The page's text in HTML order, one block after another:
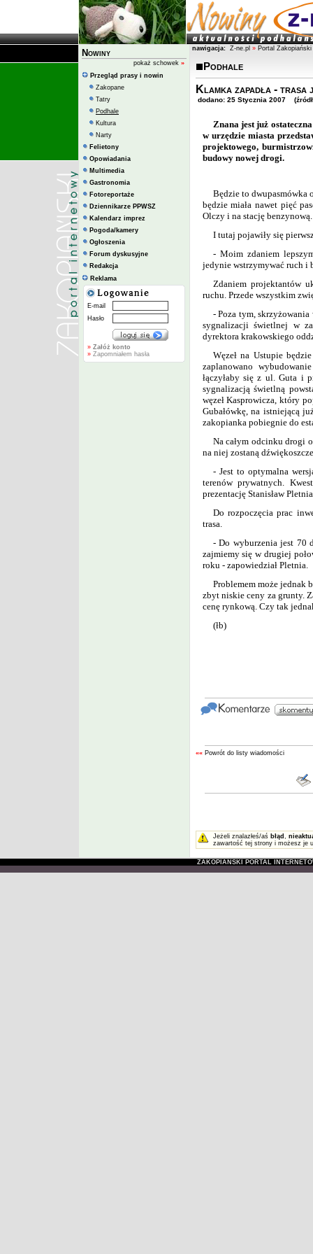
Nowiny
pokaż schowek »
Przegląd prasy i nowin
Zakopane
Tatry
Podhale
Kultura
Narty
Felietony
Opowiadania
Multimedia
Gastronomia
Fotoreportaże
Dziennikarze PPWSZ
Kalendarz imprez
Pogoda/kamery
Ogłoszenia
Forum dyskusyjne
Redakcja
Reklama
E-mail
Hasło
» Załóż konto
» Zapomniałem hasła
nawigacja: Z-ne.pl » Portal Zakopiański
Podhale
Klamka zapadła - trasa
dodano: 25 Stycznia 2007
Znana jest już
w urzędzie miasta
projektowego,
budowy nowej drogi.
Będzie to dwupasmówka
będzie miała nawet pięć
Olczy i na stację
I tutaj pojawiły się
- Moim zdaniem
jedynie wstrzymywać ruch i
Zdaniem projektantów
ruchu. Przede wszystkim
- Poza tym,
sygnalizacji świetlnej w
dyrektora krakowskiego
Węzeł na Ustupie
zaplanowano
łączyłaby się z ul. Guta i
sygnalizacją świetlną
węzeł Kasprowicza, który
Gubałówkę, na istniejącą
zakopianka pobiegnie do
Na całym odcinku drogi
na niej zostaną
- Jest to optymalna
terenów prywatnych.
prezentację Stanisław
Do rozpoczęcia prac
trasa.
- Do wyburzenia jest 70
zajmiemy się w drugiej
roku - zapowiedział Pletnia.
Problemem może jednak
zbyt niskie ceny za grunty.
cenę rynkową. Czy tak
(łb)
«« Powrót do listy wiadomości
Jeżeli znalazłeś/aś błąd ,
zawartość tej strony i możesz je
ZAKOPIAŃSKI PORTAL